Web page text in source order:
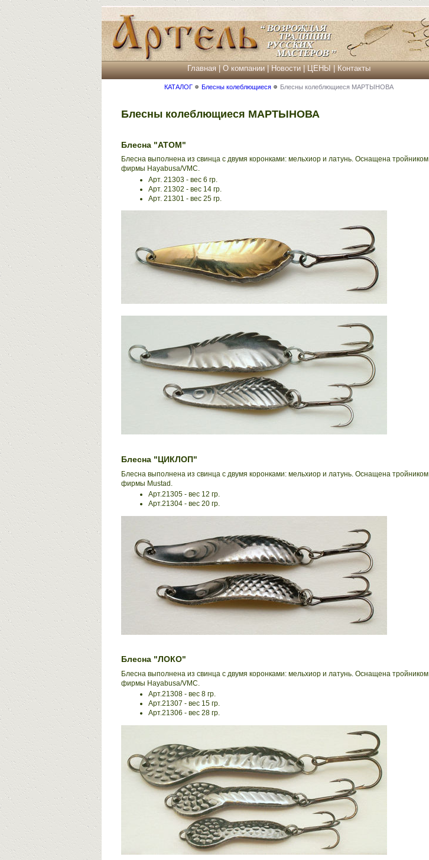
Главная|О компании|Новости|ЦЕНЫ|Контакты
КАТАЛОГ Блесны колеблющиеся Блесны колеблющиеся МАРТЫНОВА
Блесны колеблющиеся МАРТЫНОВА
Блесна "АТОМ"
Блесна выполнена из свинца с двумя коронками: мельхиор и латунь. Оснащена тройником
фирмы Hayabusa/VMC.
Арт. 21303 - вес 6 гр.
Арт. 21302 - вес 14 гр.
Арт. 21301 - вес 25 гр.
Блесна "ЦИКЛОП"
Блесна выполнена из свинца с двумя коронками: мельхиор и латунь. Оснащена тройником
фирмы Mustad.
Арт.21305 - вес 12 гр.
Арт.21304 - вес 20 гр.
Блесна "ЛОКО"
Блесна выполнена из свинца с двумя коронками: мельхиор и латунь. Оснащена тройником
фирмы Hayabusa/VMC.
Арт.21308 - вес 8 гр.
Арт.21307 - вес 15 гр.
Арт.21306 - вес 28 гр.